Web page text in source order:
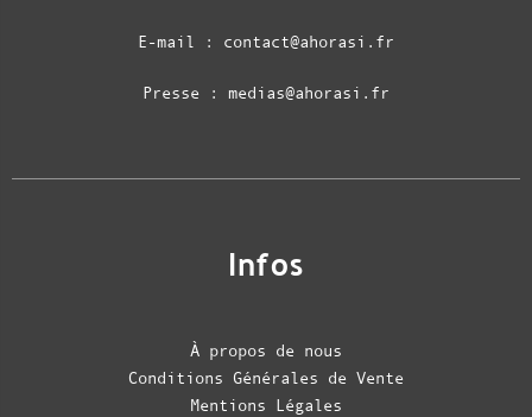
E-mail : contact@ahorasi.fr
Presse : medias@ahorasi.fr
Infos
À propos de nous
Conditions Générales de Vente
Mentions Légales